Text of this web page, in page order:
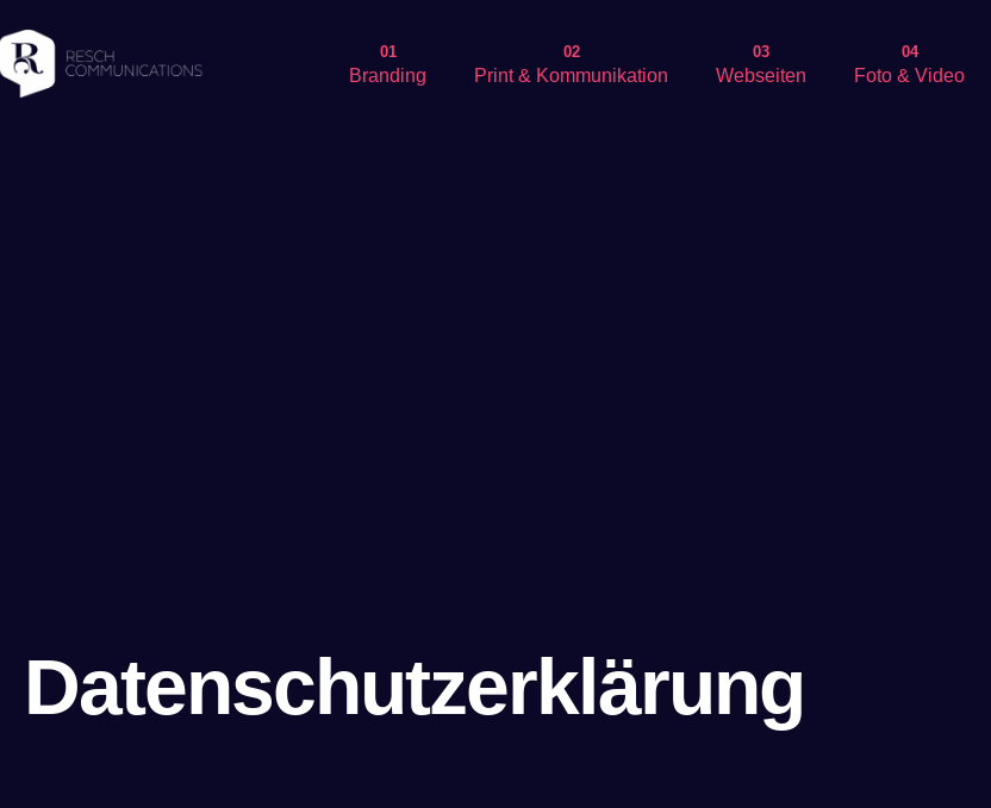
01
Branding
02
Print & Kommunikation
03
Webseiten
04
Foto & Video
Datenschutzerklärung